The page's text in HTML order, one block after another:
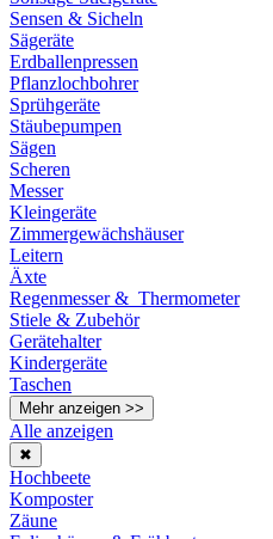
Sensen & Sicheln
Sägeräte
Erdballenpressen
Pflanzlochbohrer
Sprühgeräte
Stäubepumpen
Sägen
Scheren
Messer
Kleingeräte
Zimmergewächshäuser
Leitern
Äxte
Regenmesser & Thermometer
Stiele & Zubehör
Gerätehalter
Kindergeräte
Taschen
Mehr anzeigen >>
Alle anzeigen
✖
Hochbeete
Komposter
Zäune